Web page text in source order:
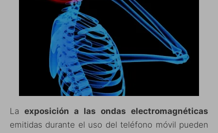
La exposición a las ondas electromagnéticas
emitidas durante el uso del teléfono móvil pueden